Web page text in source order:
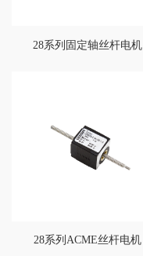
人才招聘
联系我们
28系列固定轴丝杆电机
28系列ACME丝杆电机